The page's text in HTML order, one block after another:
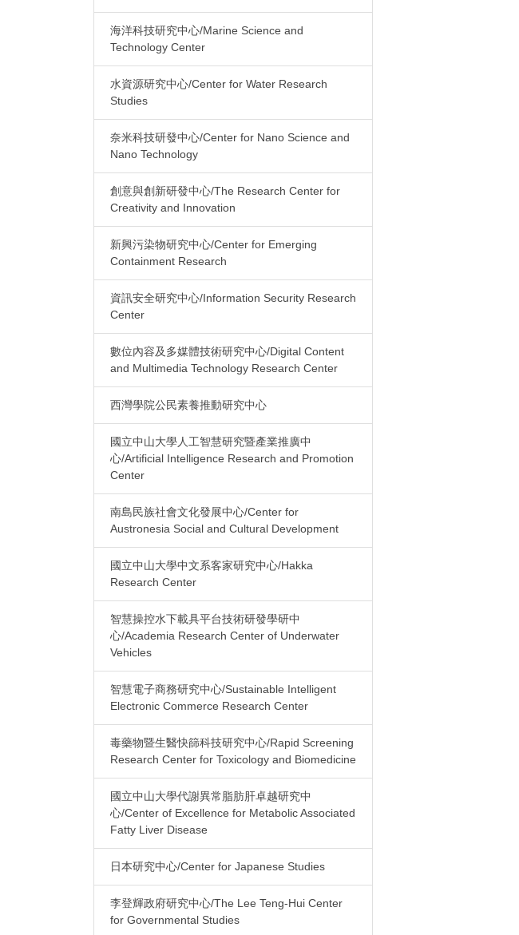
海洋科技研究中心/Marine Science and
Technology Center
水資源研究中心/Center for Water Research
Studies
奈米科技研發中心/Center for Nano Science and
Nano Technology
創意與創新研發中心/The Research Center for
Creativity and Innovation
新興污染物研究中心/Center for Emerging
Containment Research
資訊安全研究中心/Information Security Research
Center
數位內容及多媒體技術研究中心/Digital Content
and Multimedia Technology Research Center
西灣學院公民素養推動研究中心
國立中山大學人工智慧研究暨產業推廣中
心/Artificial Intelligence Research and Promotion
Center
南島民族社會文化發展中心/Center for
Austronesia Social and Cultural Development
國立中山大學中文系客家研究中心/Hakka
Research Center
智慧操控水下載具平台技術研發學研中
心/Academia Research Center of Underwater
Vehicles
智慧電子商務研究中心/Sustainable Intelligent
Electronic Commerce Research Center
毒藥物暨生醫快篩科技研究中心/Rapid Screening
Research Center for Toxicology and Biomedicine
國立中山大學代謝異常脂肪肝卓越研究中
心/Center of Excellence for Metabolic Associated
Fatty Liver Disease
日本研究中心/Center for Japanese Studies
李登輝政府研究中心/The Lee Teng-Hui Center
for Governmental Studies